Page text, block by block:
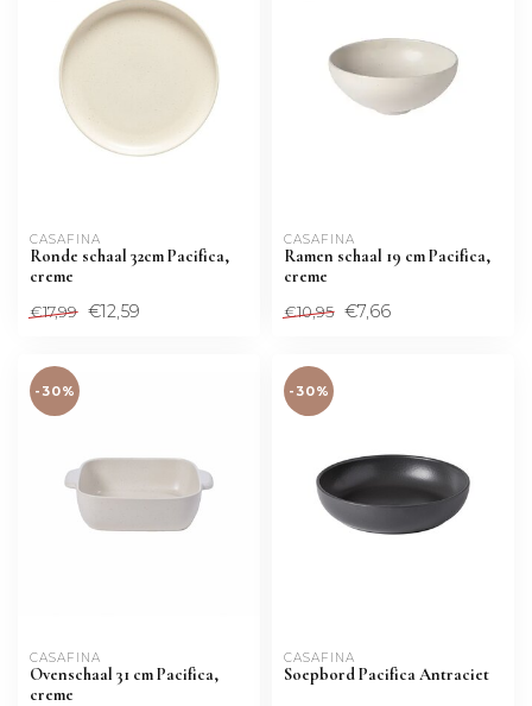
CASAFINA
Ronde schaal 32cm Pacifica,
creme
€17,99 €12,59
CASAFINA
Ramen schaal 19 cm Pacifica,
creme
€10,95 €7,66
-30%
CASAFINA
Ovenschaal 31 cm Pacifica,
creme
-30%
CASAFINA
Soepbord Pacifica Antraciet